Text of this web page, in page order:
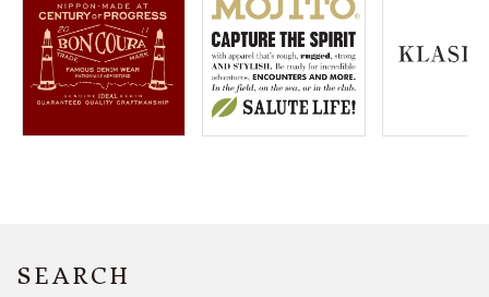
ACCOUNT MENU
ようこそ ゲスト 様
meeting_room ログイン 会員登録
SEARCH